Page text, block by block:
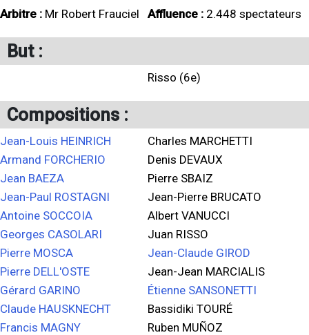
Arbitre : Mr Robert Frauciel Affluence : 2.448 spectateurs
But :
Risso (6e)
Compositions :
Jean-Louis HEINRICH
Armand FORCHERIO
Jean BAEZA
Jean-Paul ROSTAGNI
Antoine SOCCOIA
Georges CASOLARI
Pierre MOSCA
Pierre DELL'OSTE
Gérard GARINO
Claude HAUSKNECHT
Francis MAGNY
Charles MARCHETTI
Denis DEVAUX
Pierre SBAIZ
Jean-Pierre BRUCATO
Albert VANUCCI
Juan RISSO
Jean-Claude GIROD
Jean-Jean MARCIALIS
Étienne SANSONETTI
Bassidiki TOURÉ
Ruben MUÑOZ